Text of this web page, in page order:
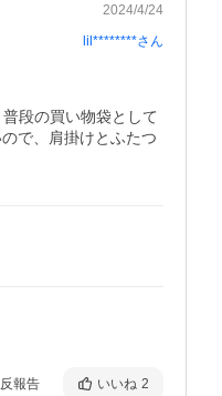
2024/4/24
lil********さん
段の買い物袋として
で、肩掛けとふたつ
報告 いいね 2